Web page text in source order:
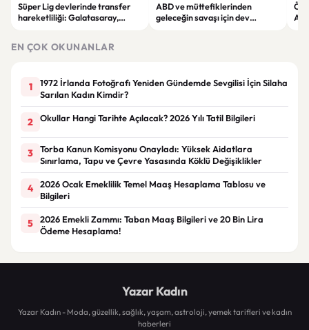
Süper Lig devlerinde transfer
hareketliliği: Galatasaray,
ABD ve müttefiklerinden
geleceğin savaşı için dev
EN ÇOK OKUNANLAR
1
1972 İrlanda Fotoğrafı Yeniden Gündemde Sevgilisi İçin Silaha
Sarılan Kadın Kimdir?
2 Okullar Hangi Tarihte Açılacak? 2026 Yılı Tatil Bilgileri
3
Torba Kanun Komisyonu Onayladı: Yüksek Aidatlara
Sınırlama, Tapu ve Çevre Yasasında Köklü Değişiklikler
4
2026 Ocak Emeklilik Temel Maaş Hesaplama Tablosu ve
Bilgileri
5
2026 Emekli Zammı: Taban Maaş Bilgileri ve 20 Bin Lira
Ödeme Hesaplama!
Yazar Kadın
Yazar Kadın - Moda, güzellik, sağlık, yaşam, astroloji, yemek tarifleri ve kadın
haberleri